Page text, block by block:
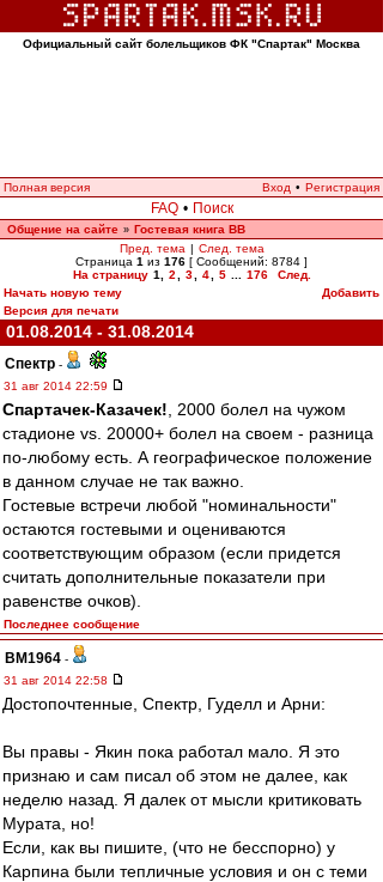
Официальный сайт болельщиков ФК "Спартак" Москва
Полная версия Вход • Регистрация
FAQ • Поиск
Общение на сайте » Гостевая книга ВВ
Пред. тема | След. тема
Страница 1 из 176 [ Сообщений: 8784 ]
На страницу 1 2 3 4 5 176
След.
Начать новую тему
Добавить
Версия для печати
01.08.2014 - 31.08.2014
Спектр -
31 авг 2014 22:59
Спартачек-Казачек! , 2000 болел на чужом
стадионе vs. 20000+ болел на своем - разница
по-любому есть. А географическое положение
в данном случае не так важно.
Гостевые встречи любой "номинальности"
остаются гостевыми и оцениваются
соответствующим образом (если придется
считать дополнительные показатели при
равенстве очков).
Последнее сообщение
BM1964 -
31 авг 2014 22:58
Достопочтенные, Спектр, Гуделл и Арни:
Вы правы - Якин пока работал мало. Я это
признаю и сам писал об этом не далее, как
неделю назад. Я далек от мысли критиковать
Мурата, но!
Если, как вы пишите, (что не бесспорно) у
Карпина были тепличные условия и он с теми